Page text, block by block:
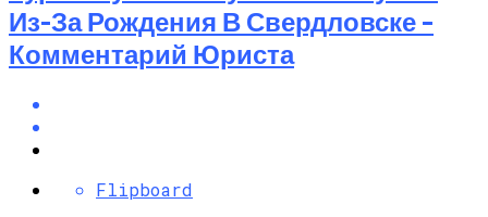
Из-За Рождения В Свердловске –
Комментарий Юриста
Flipboard